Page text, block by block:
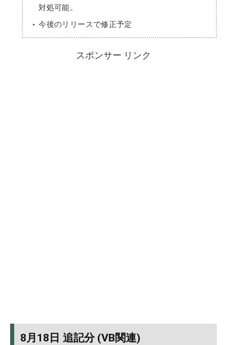
対処可能。
今後のリリースで修正予定
スポンサー リンク
8月18日 追記分 (VB関連)